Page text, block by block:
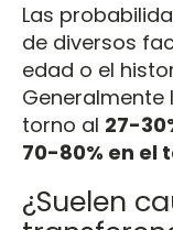
Las
de diversos
edad o el
torno al 27-
70-80% en el
¿Suelen